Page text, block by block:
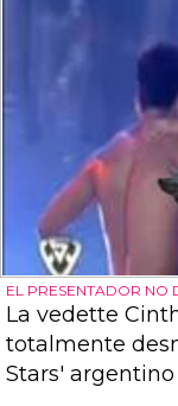
EL PRESENTADOR NO
La vedette
totalmente
Stars' argentino